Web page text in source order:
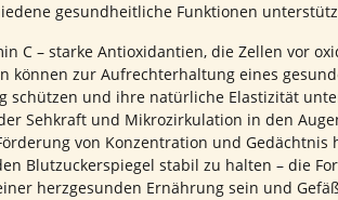
gesundheitliche Funktionen
C – starke Antioxidantien, die Zellen vor
können zur Aufrechterhaltung eines
und ihre natürliche Elastizität
Sehkraft und Mikrozirkulation in den
von Konzentration und Gedächtnis
Blutzuckerspiegel stabil zu halten – die
herzgesunden Ernährung sein und